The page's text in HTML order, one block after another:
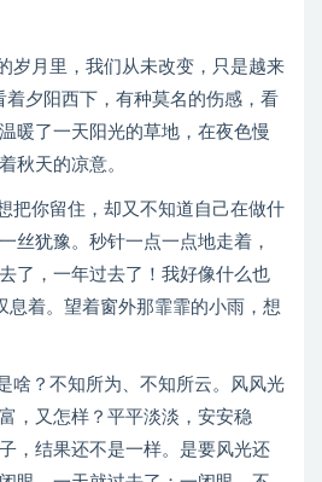
岁月里，我们从未改变，只是越来
夕阳西下，有种莫名的伤感，看
暖了一天阳光的草地，在夜色慢
秋天的凉意。
把你留住，却又不知道自己在做什
丝犹豫。秒针一点一点地走着，
了，一年过去了！我好像什么也
息着。望着窗外那霏霏的小雨，想
啥？不知所为、不知所云。风风光
，又怎样？平平淡淡，安安稳
，结果还不是一样。是要风光还